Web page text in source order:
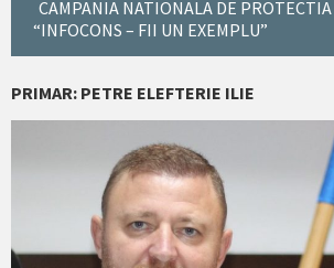
CAMPANIA NATIONALA DE
“INFOCONS – FII UN EXEMPLU”
PRIMAR: PETRE ELEFTERIE ILIE